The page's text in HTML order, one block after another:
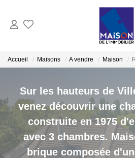
GESTION
Accueil Maisons A vendre Maison
Sur les hauteurs de
venez découvrir une
construite en 1975
avec 3 chambres.
brique composée